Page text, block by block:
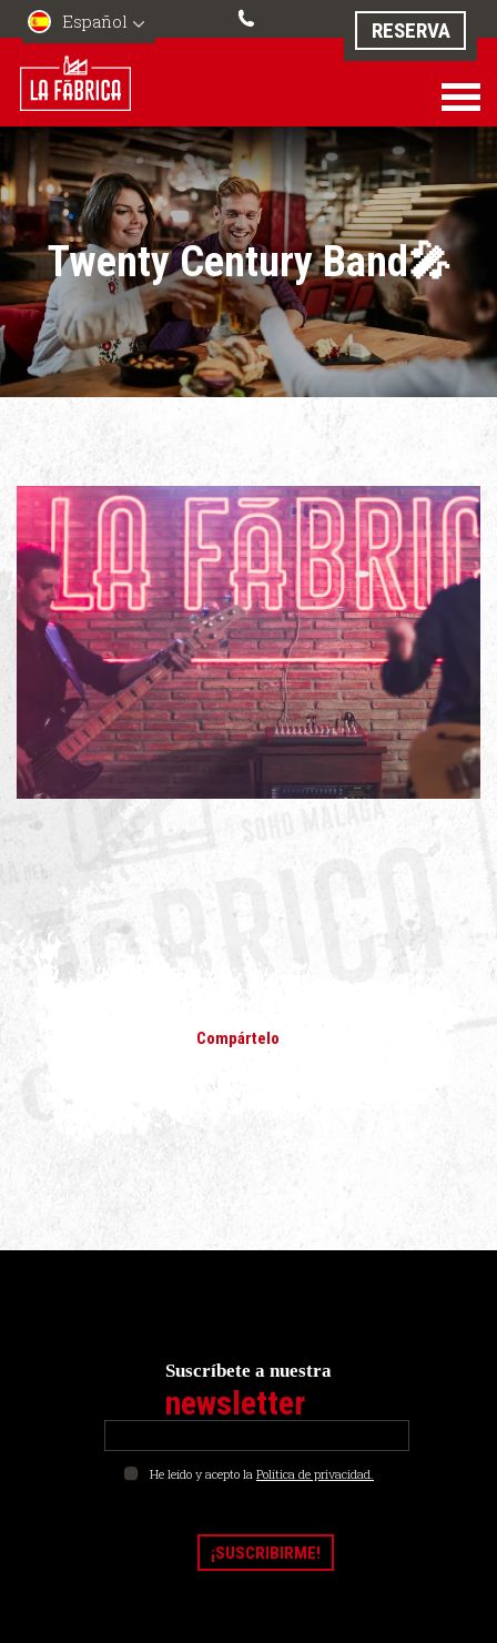
Español RESERVA
Twenty Century Band🎤
Compártelo
Suscríbete a nuestra
newsletter
He leído y acepto la Política de privacidad.